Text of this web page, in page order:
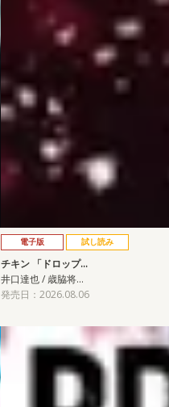
電子版 試し読み
チキン 「ドロップ…
井口達也 / 歳脇将…
発売日：2026.08.06